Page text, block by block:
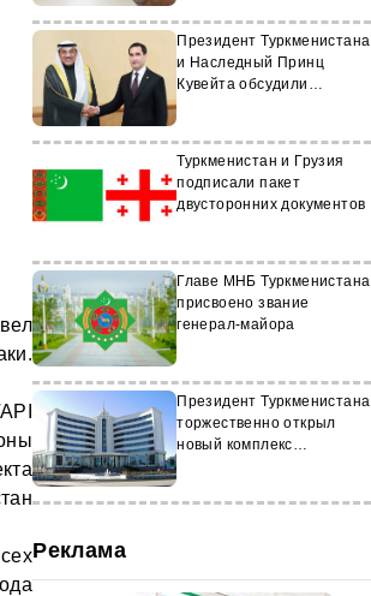
Президент Туркменистана
и Наследный Принц
Кувейта обсудили
Туркменистан и Грузия
подписали пакет
двусторонних документов
Главе МНБ Туркменистана
присвоено звание
генерал-майора
Президент Туркменистана
торжественно открыл
новый комплекс
Реклама